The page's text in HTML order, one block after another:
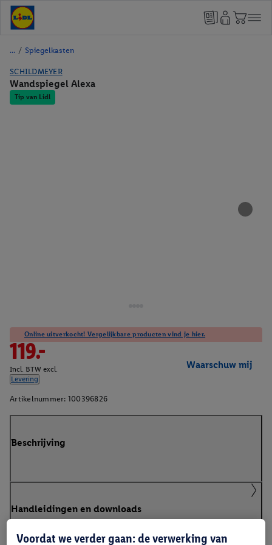
/ Spiegelkasten
SCHILDMEYER
Wandspiegel Alexa
Tip van Lidl
Online uitverkocht! Vergelijkbare producten vind je hier.
119.-
Incl. BTW excl.
Levering
Waarschuw mij
Artikelnummer: 100396826
Beschrijving
Handleidingen en downloads
Voordat we verder gaan: de verwerking van